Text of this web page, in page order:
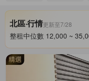
北區·行情更新至7/28
整租中位數 12,000 ~